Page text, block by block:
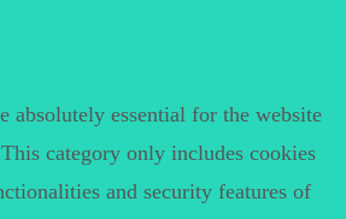
absolutely essential for the website
category only includes cookies
and security features of